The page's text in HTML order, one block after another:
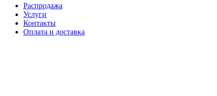
Распродажа
Услуги
Контакты
Оплата и доставка